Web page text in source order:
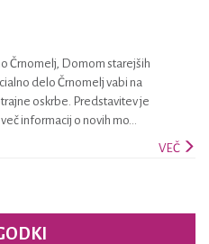
Črnomelj, Domom starejših
delo Črnomelj vabi na
oskrbe. Predstavitev je
informacij o novih mo...
VEČ